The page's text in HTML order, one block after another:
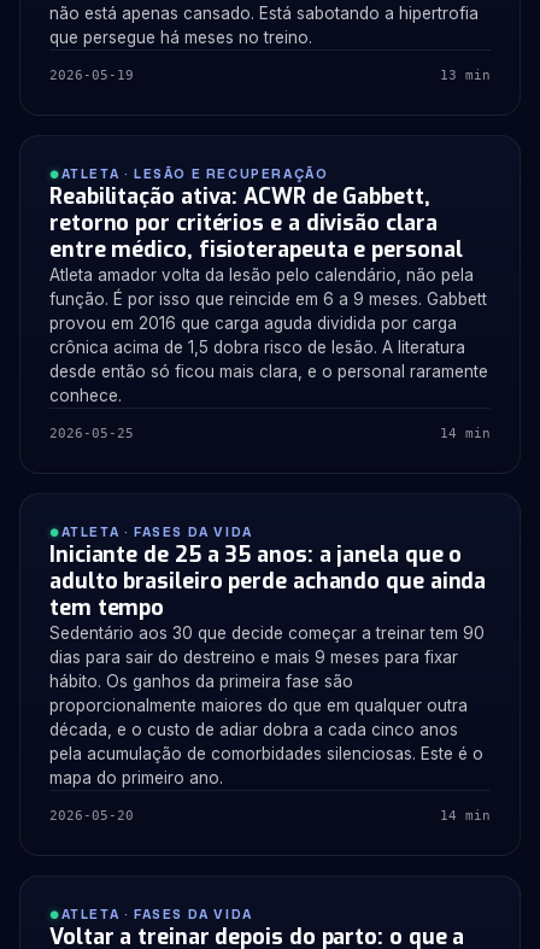
não está apenas cansado. Está sabotando a hipertrofia
que persegue há meses no treino.
2026-05-19 13 min
ATLETA · LESÃO E RECUPERAÇÃO
Reabilitação ativa: ACWR de Gabbett,
retorno por critérios e a divisão clara
entre médico, fisioterapeuta e personal
Atleta amador volta da lesão pelo calendário, não pela
função. É por isso que reincide em 6 a 9 meses. Gabbett
provou em 2016 que carga aguda dividida por carga
crônica acima de 1,5 dobra risco de lesão. A literatura
desde então só ficou mais clara, e o personal raramente
conhece.
2026-05-25 14 min
ATLETA · FASES DA VIDA
Iniciante de 25 a 35 anos: a janela que o
adulto brasileiro perde achando que ainda
tem tempo
Sedentário aos 30 que decide começar a treinar tem 90
dias para sair do destreino e mais 9 meses para fixar
hábito. Os ganhos da primeira fase são
proporcionalmente maiores do que em qualquer outra
década, e o custo de adiar dobra a cada cinco anos
pela acumulação de comorbidades silenciosas. Este é o
mapa do primeiro ano.
2026-05-20 14 min
ATLETA · FASES DA VIDA
Voltar a treinar depois do parto: o que a